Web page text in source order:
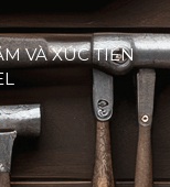
VÀ XÚC TIẾN